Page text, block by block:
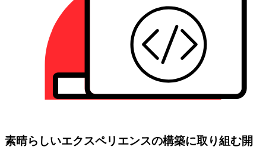
素晴らしいエクスペリエンスの構築に取り組む開